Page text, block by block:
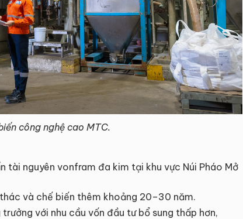
công nghệ cao MTC.
tài nguyên vonfram đa kim tại khu vực Núi Pháo Mở
và chế biến thêm khoảng 20–30 năm.
với nhu cầu vốn đầu tư bổ sung thấp hơn,